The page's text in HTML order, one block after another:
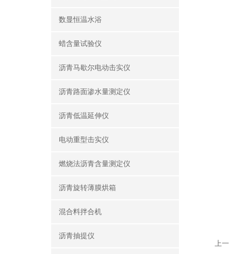
数显恒温水浴
蜡含量试验仪
沥青马歇尔电动击实仪
沥青路面渗水量测定仪
沥青低温延伸仪
电动重型击实仪
燃烧法沥青含量测定仪
沥青旋转薄膜烘箱
混合料拌合机
沥青抽提仪
上